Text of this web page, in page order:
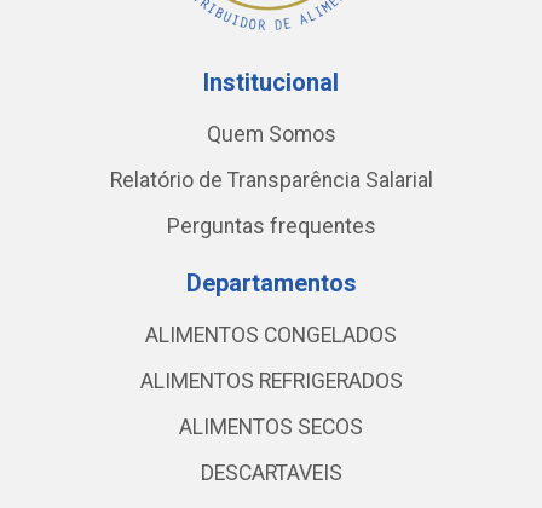
Institucional
Quem Somos
Relatório de Transparência Salarial
Perguntas frequentes
Departamentos
ALIMENTOS CONGELADOS
ALIMENTOS REFRIGERADOS
ALIMENTOS SECOS
DESCARTAVEIS